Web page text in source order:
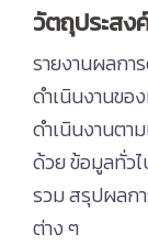
วัตถุประสง
รายงานผลกา
ดำเนินงานขอ
ดำเนินงานตา
ด้วย ข้อมูลทั่ว
รวม สรุปผลก
ต่าง ๆ